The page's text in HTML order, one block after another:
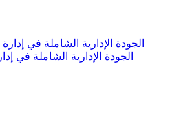
الجودة الإدارية الشاملة في